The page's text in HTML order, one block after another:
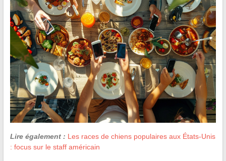
Lire également : Les races de chiens populaires aux États-Unis
: focus sur le staff américain